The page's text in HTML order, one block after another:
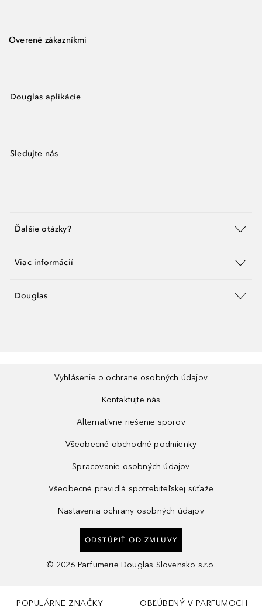
Overené zákazníkmi
Douglas aplikácie
Sledujte nás
Ďalšie otázky?
Viac informácií
Douglas
Vyhlásenie o ochrane osobných údajov
Kontaktujte nás
Alternatívne riešenie sporov
Všeobecné obchodné podmienky
Spracovanie osobných údajov
Všeobecné pravidlá spotrebiteľskej súťaže
Nastavenia ochrany osobných údajov
ODSTÚPIŤ OD ZMLUVY
© 2026 Parfumerie Douglas Slovensko s.r.o.
POPULÁRNE ZNAČKY OBĽÚBENÝ V PARFUMOCH